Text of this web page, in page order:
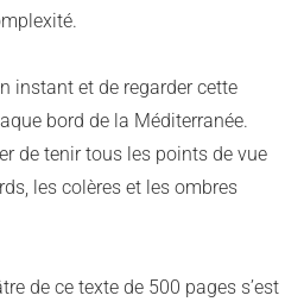
instant et de regarder cette
bord de la Méditerranée.
de tenir tous les points de vue
les colères et les ombres
de ce texte de 500 pages s’est